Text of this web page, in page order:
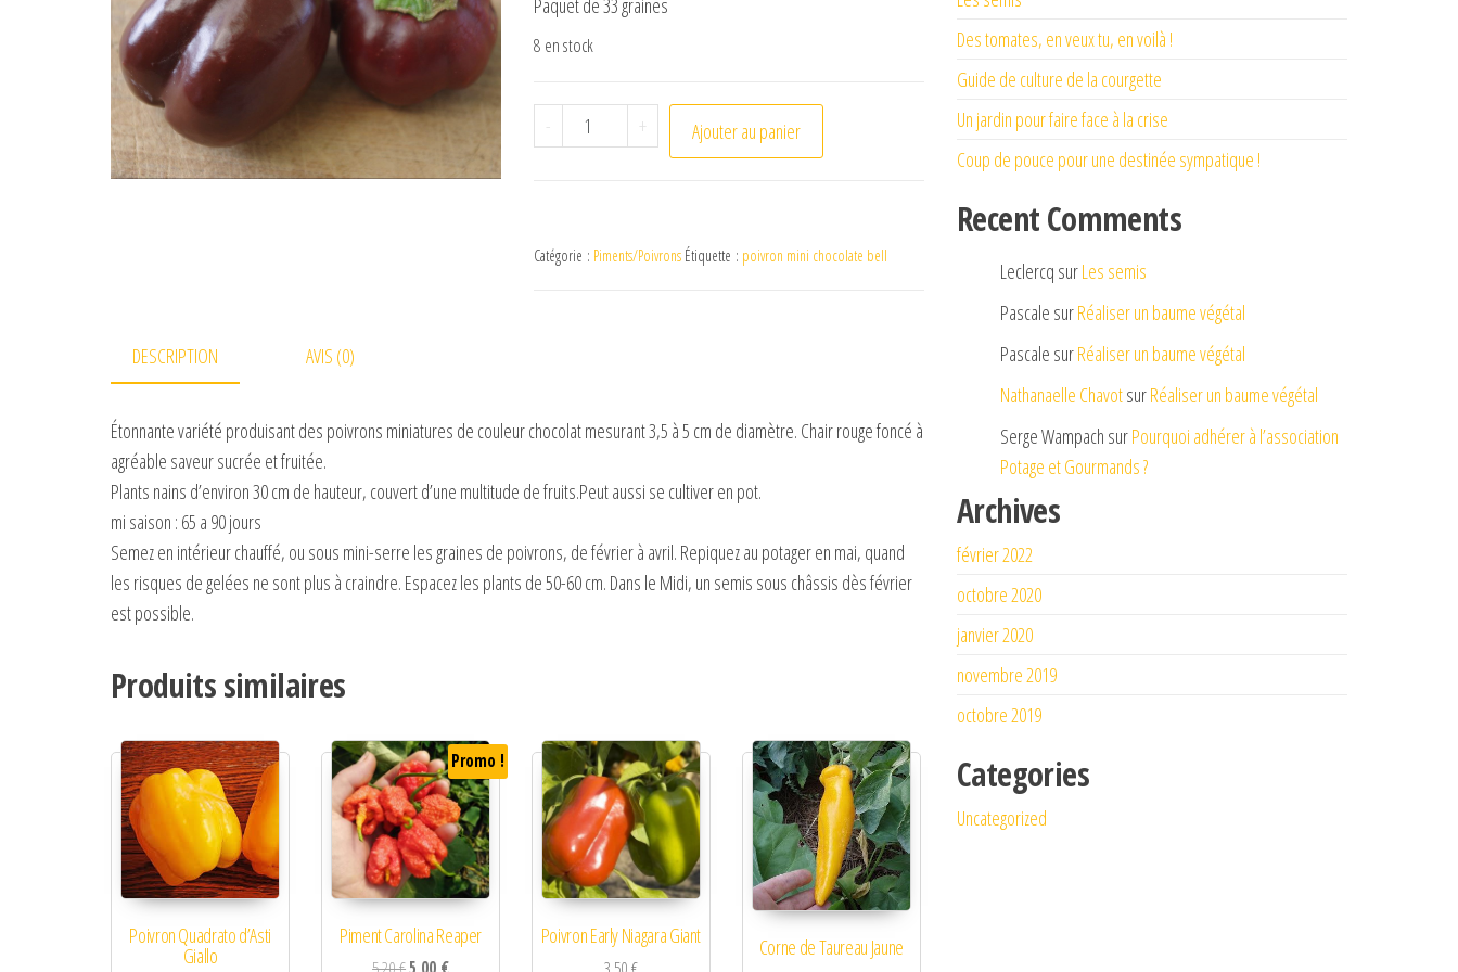
Paquet de 33 graines
8 en stock
- quantité de Poivron Mini chocolate Bell
+ Ajouter au panier
Catégorie : Piments/Poivrons Étiquette : poivron mini chocolate bell
DESCRIPTION AVIS (0)
Étonnante variété produisant des poivrons miniatures de couleur chocolat mesurant 3,5 à 5 cm de diamètre. Chair rouge foncé à
agréable saveur sucrée et fruitée.
Plants nains d’environ 30 cm de hauteur, couvert d’une multitude de fruits.Peut aussi se cultiver en pot.
mi saison : 65 a 90 jours
Semez en intérieur chauffé, ou sous mini-serre les graines de poivrons, de février à avril. Repiquez au potager en mai, quand
les risques de gelées ne sont plus à craindre. Espacez les plants de 50-60 cm. Dans le Midi, un semis sous châssis dès février
est possible.
Produits similaires
Poivron Quadrato d’Asti
Giallo
Promo !
Piment Carolina Reaper Poivron Early Niagara Giant Corne de Taureau Jaune
Des tomates, en veux tu, en voilà !
Guide de culture de la courgette
Un jardin pour faire face à la crise
Coup de pouce pour une destinée sympatique !
Recent Comments
Leclercq surLes semis
Pascale surRéaliser un baume végétal
Pascale surRéaliser un baume végétal
Nathanaelle ChavotsurRéaliser un baume végétal
Serge Wampach surPourquoi adhérer à l’association
Potage et Gourmands ?
Archives
février 2022
octobre 2020
janvier 2020
novembre 2019
octobre 2019
Categories
Uncategorized